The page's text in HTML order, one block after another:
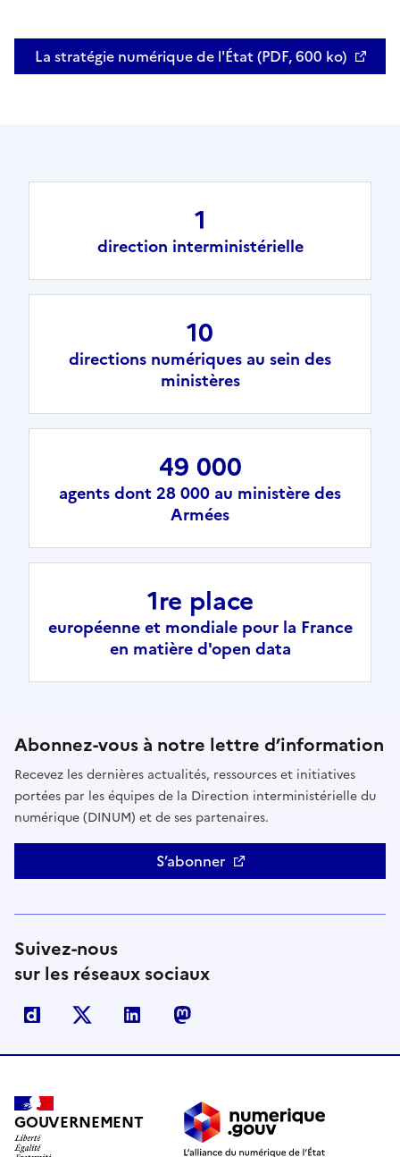
La stratégie numérique de l'État (PDF, 600 ko)
Ouvre une nouvelle fenêtre
1
direction interministérielle
10
directions numériques au sein des
ministères
49 000
agents dont 28 000 au ministère des
Armées
1re place
européenne et mondiale pour la France
en matière d'open data
Abonnez-vous à notre lettre d’information
Recevez les dernières actualités, ressources et initiatives
portées par les équipes de la Direction interministérielle du
numérique (DINUM) et de ses partenaires.
S’abonner
Suivez-nous
sur les réseaux sociaux
Dailymotion Linkedin
GOUVERNEMENT